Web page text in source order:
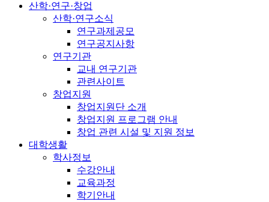
산학·연구·창업
산학·연구소식
연구과제공모
연구공지사항
연구기관
교내 연구기관
관련사이트
창업지원
창업지원단 소개
창업지원 프로그램 안내
창업 관련 시설 및 지원 정보
대학생활
학사정보
수강안내
교육과정
학기안내